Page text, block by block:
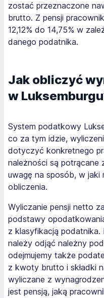
zostać przeznaczone
brutto. Z pensji
12,12% do 14,75% w
danego podatnika.
Jak obliczyć
w
System podatkowy
co za tym idzie,
dotyczyć konkretnego
należności są potrącane
uwagę na sposób, w jaki
obliczenia.
Wyliczanie pensji netto
podstawy
z klasyfikacją
należy odjąć należny
odejmujemy także
z kwoty brutto i składki
wyliczane z
jest pensją, jaką